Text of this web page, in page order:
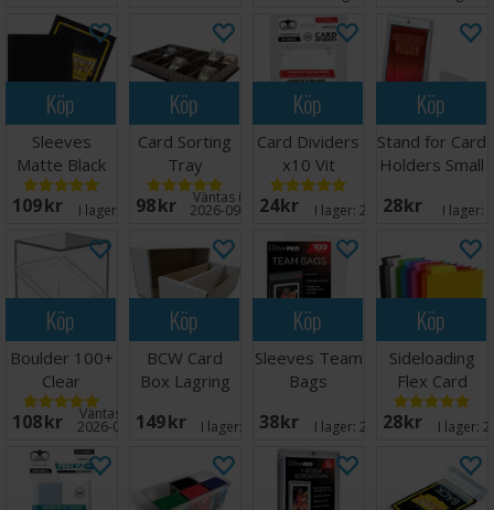
Köp
Sleeves
Matte Black
x100 66x91
109 SEK I lager: 20+
Köp
Card Sorting
Tray
98 SEK Väntas in:
2026-09-30
Köp
Card Dividers
x10 Vit
24 SEK I lager:20+
Köp
Stand for Card
Holders Small
28 SEK I lager:
Köp
Boulder 100+
Clear
Transparent
108 SEK Väntas in:
2026-08-15
Köp
BCW Card
Box Lagring
149 SEK I lager: 20+
Köp
Sleeves Team
Bags
100 st
38 SEK I lager:20+
Köp
Sideloading
Flex Card
Dividers - 10
st
28 SEK I lager: